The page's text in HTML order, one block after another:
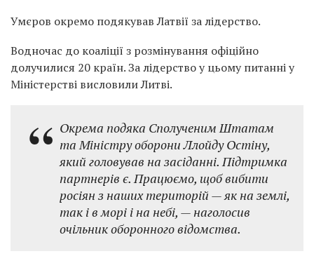
Умєров окремо подякував Латвії за лідерство.
Водночас до коаліції з розмінування офіційно
долучилися 20 країн. За лідерство у цьому питанні у
Міністерстві висловили Литві.
Окрема подяка Сполученим Штатам
та Міністру оборони Ллойду Остіну,
який головував на засіданні. Підтримка
партнерів є. Працюємо, щоб вибити
росіян з наших територій — як на землі,
так і в морі і на небі, — наголосив
очільник оборонного відомства.